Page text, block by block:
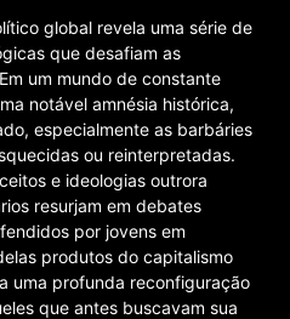
global revela uma série de
que desafiam as
um mundo de constante
notável amnésia histórica,
especialmente as barbáries
ou reinterpretadas.
e ideologias outrora
resurjam em debates
por jovens em
produtos do capitalismo
uma profunda reconfiguração
que antes buscavam sua